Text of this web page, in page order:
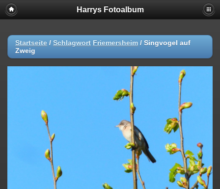
Harrys Fotoalbum
Startseite / Schlagwort Friemersheim / Singvogel auf
Zweig